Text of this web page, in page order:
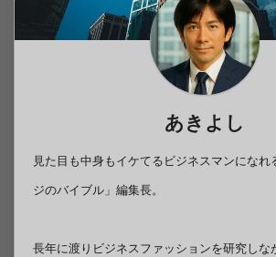
あきよし
見た目も中身もイケてるビジネスマンになれ
ジのバイブル」編集長。
長年に渡りビジネスファッションを研究しな